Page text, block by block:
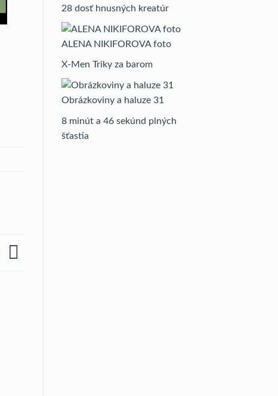
28 dosť hnusných kreatúr
ALENA NIKIFOROVA foto
X-Men Triky za barom
Obrázkoviny a haluze 31
8 minút a 46 sekúnd plných
šťastia